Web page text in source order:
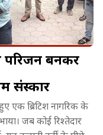
ने परिजन बनकर
संस्कार
एक ब्रिटिश नागरिक के
जब कोई रिश्तेदार